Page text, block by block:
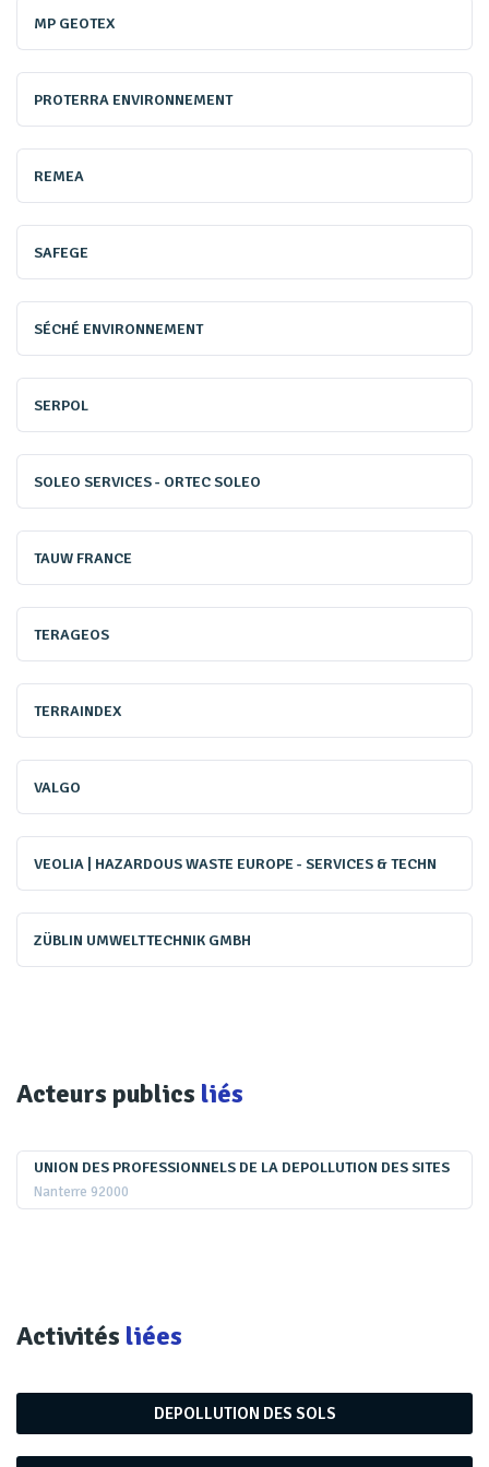
Cependant, l'ambition est bel et bien là et, pour y parvenir,
55 % en 2030. Puis, ce document a également posé huit
objectifs pour parvenir à la décarbonation de l'Europe.
et le rétablissement des écosystèmes et de la
biodiversité.
Toutefois, un tournant important intervient avec la
communication du 23 mars 2022 de la Commission
européenne intitulée «Préserver la sécurité alimentaire et
renforcer les systèmes alimentaires
alimentaire». C'est dans ce contexte qu’a été adoptée la
directive (UE) 2025/2360 du 12 novembre 2025 relative à
officiel le 26 novembre 2025. Son objectif à long terme est
clair : parvenir à des sols en bonne santé d'ici à 2050 , tout
en adoptant «
encourage les États membres à prévenir la dégradation
des sols, à promouvoir la sobriété foncière, la réutilisation
renaturation des sols dégradés. À ce titre, Suez Consulting
souligne que cette directive viendra renforcer une
dynamique déjà bien engagée, notamment en matière de
Si la directive pose un cadre commun, elle reconnaît
Ainsi, «pour concevoir l'enquête par échantillonnage pour la
surveillance des sols, les États membres devront tenir compte
de leurs districts de sols et de leurs unités de sols» . Pour
commun de recherche ou encore sur les lignes directrices
du bon état de santé des sols, la directive prévoit un
MP GEOTEX
PROTERRA ENVIRONNEMENT
REMEA
SAFEGE
SÉCHÉ ENVIRONNEMENT
SERPOL
SOLEO SERVICES - ORTEC SOLEO
TAUW FRANCE
TERAGEOS
TERRAINDEX
VALGO
VEOLIA | HAZARDOUS WASTE EUROPE - SERVICES & TECHN
ZÜBLIN UMWELTTECHNIK GMBH
Acteurs publics liés
UNION DES PROFESSIONNELS DE LA DEPOLLUTION DES SITES
Nanterre 92000
Activités liées
DEPOLLUTION DES SOLS